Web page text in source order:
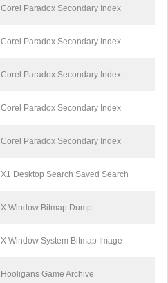
Corel Paradox Secondary Index
Corel Paradox Secondary Index
Corel Paradox Secondary Index
Corel Paradox Secondary Index
Corel Paradox Secondary Index
X1 Desktop Search Saved Search
X Window Bitmap Dump
X Window System Bitmap Image
Hooligans Game Archive